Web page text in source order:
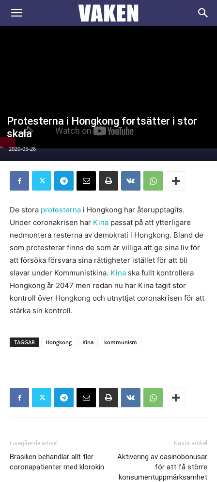
VAKEN.se
Protesterna i Hongkong fortsätter i stor
skala
2020-05-26
De stora protesterna i Hongkong har återupptagits.
Under coronakrisen har Kina passat på att ytterligare
nedmontera resterna av demokrati i Hongkong. Bland de
som protesterar finns de som är villiga att ge sina liv för
att försöka försvara sina rättigheter istället för att bli
slavar under Kommunistkina. Kina ska fullt kontrollera
Hongkong år 2047 men redan nu har Kina tagit stor
kontroll över Hongkong och utnyttjat coronakrisen för att
stärka sin kontroll.
TAGGAR Hongkong Kina kommunism
Föregående artikel
Brasilien behandlar allt fler
coronapatienter med klorokin
Nästa artikel
Aktivering av casinobonusar
för att få större
konsumentuppmärksamhet